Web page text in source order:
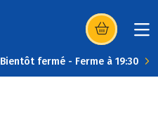
(s’ouvre dans
Bientôt fermé - Ferme à 19:30